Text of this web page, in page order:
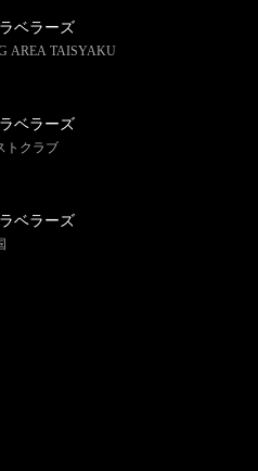
ベラーズ
AREA TAISYAKU
ベラーズ
トクラブ
ベラーズ